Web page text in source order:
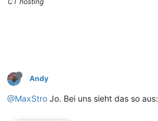
Andy
@MaxStro Jo. Bei uns sieht das so aus: